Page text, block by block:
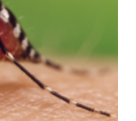
Arten
Geflechte
ist: Die